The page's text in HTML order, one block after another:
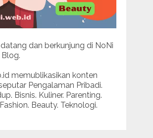
dan berkunjung di NoNi
memublikasikan konten
Pengalaman Pribadi.
Bisnis. Kuliner. Parenting.
Beauty. Teknologi.